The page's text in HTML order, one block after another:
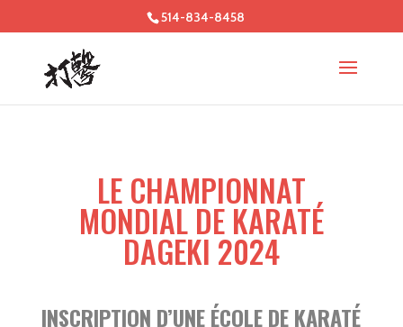
514-834-8458
LE CHAMPIONNAT
MONDIAL DE KARATÉ
DAGEKI 2024
INSCRIPTION D’UNE ÉCOLE DE KARATÉ